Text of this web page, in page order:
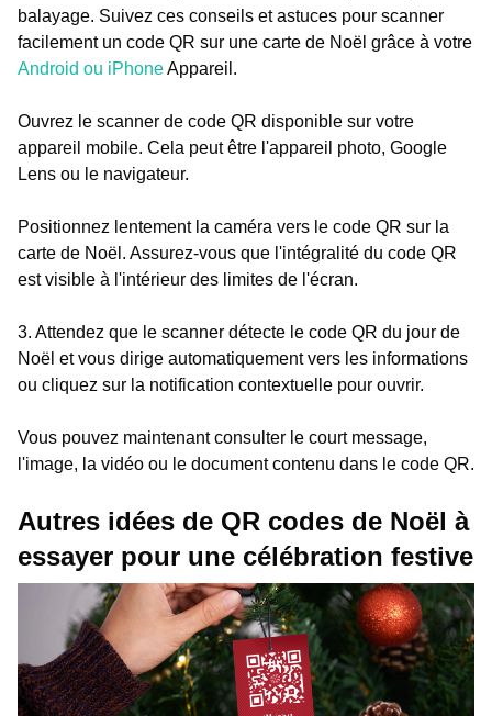
balayage. Suivez ces conseils et astuces pour scanner
facilement un code QR sur une carte de Noël grâce à votre
Android ou iPhoneAppareil.
Ouvrez le scanner de code QR disponible sur votre
appareil mobile. Cela peut être l'appareil photo, Google
Lens ou le navigateur.
Positionnez lentement la caméra vers le code QR sur la
carte de Noël. Assurez-vous que l'intégralité du code QR
est visible à l'intérieur des limites de l'écran.
3. Attendez que le scanner détecte le code QR du jour de
Noël et vous dirige automatiquement vers les informations
ou cliquez sur la notification contextuelle pour ouvrir.
Vous pouvez maintenant consulter le court message,
l'image, la vidéo ou le document contenu dans le code QR.
Autres idées de QR codes de Noël à
essayer pour une célébration festive